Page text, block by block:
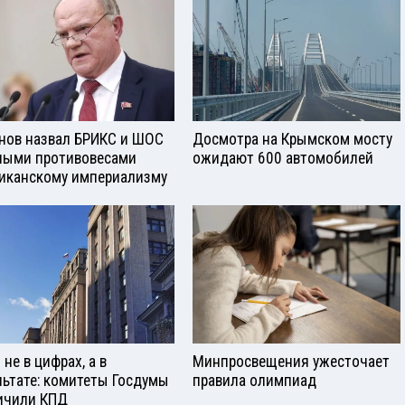
назвал БРИКС и ШОС
противовесами
империализму
Досмотра на Крымском мосту
ожидают 600 автомобилей
в цифрах, а в
комитеты Госдумы
КПД
Минпросвещения ужесточает
правила олимпиад